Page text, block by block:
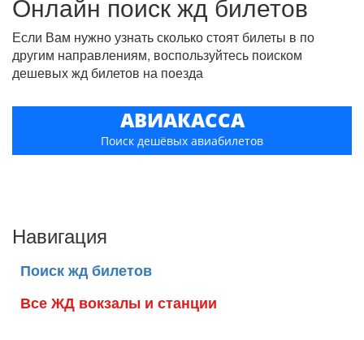
Если Вам нужно узнать сколько стоят билеты в по
другим направлениям, воспользуйтесь поиском
дешевых жд билетов на поезда
АВИАКАССА
Поиск дешёвых авиабилетов
Навигация
Поиск жд билетов
Все ЖД вокзалы и станции